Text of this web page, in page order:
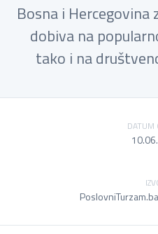
Bosna i Hercegovina
dobiva na
tako i na
DATUM